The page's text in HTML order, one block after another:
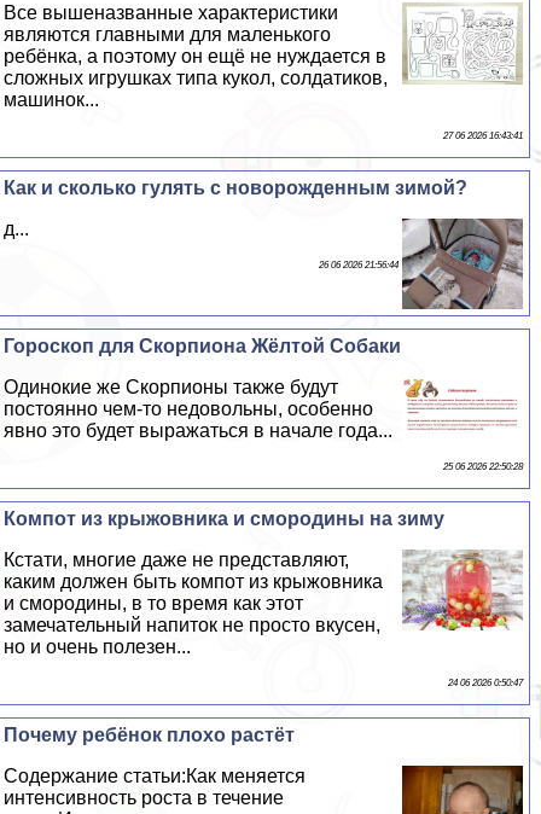
Все вышеназванные хаpaктеристики
являются главными для маленького
ребёнка, а поэтому он ещё не нуждается в
сложных игрушках типа кукол, солдатиков,
машинок...
27 06 2026 16:43:41
Как и сколько гулять с новорожденным зимой?
д...
26 06 2026 21:56:44
Гороскоп для Скорпиона Жёлтой Собаки
Одинокие же Скорпионы также будут
постоянно чем-то недовольны, особенно
явно это будет выражаться в начале года...
25 06 2026 22:50:28
Компот из крыжовника и смородины на зиму
Кстати, многие даже не представляют,
каким должен быть компот из крыжовника
и смородины, в то время как этот
замечательный напиток не просто вкусен,
но и очень полезен...
24 06 2026 0:50:47
Почему ребёнок плохо растёт
Содержание статьи:Как меняется
интенсивность роста в течение